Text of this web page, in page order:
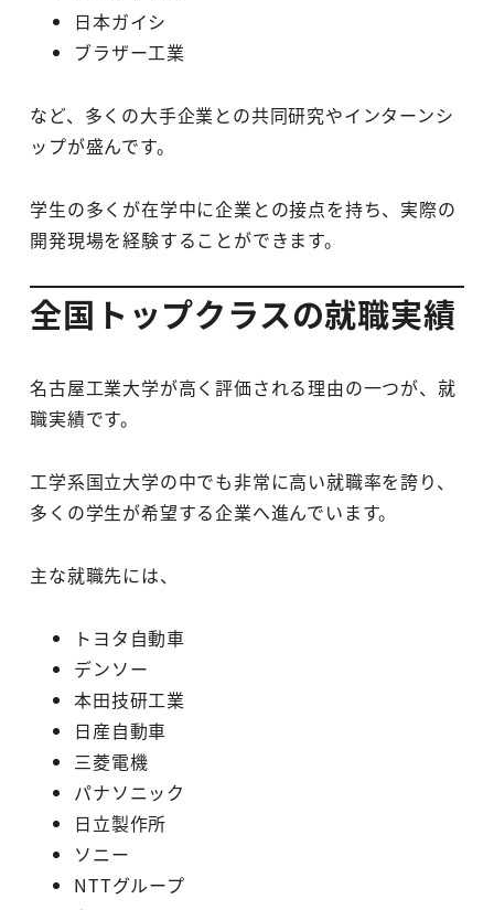
日本ガイシ
ブラザー工業
など、多くの大手企業との共同研究やインターンシ
ップが盛んです。
学生の多くが在学中に企業との接点を持ち、実際の
開発現場を経験することができます。
全国トップクラスの就職実績
名古屋工業大学が高く評価される理由の一つが、就
職実績です。
工学系国立大学の中でも非常に高い就職率を誇り、
多くの学生が希望する企業へ進んでいます。
主な就職先には、
トヨタ自動車
デンソー
本田技研工業
日産自動車
三菱電機
パナソニック
日立製作所
ソニー
NTTグループ